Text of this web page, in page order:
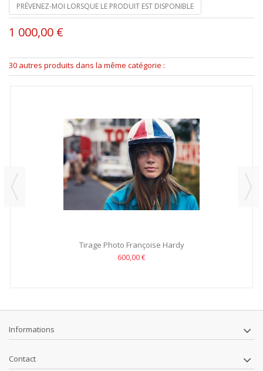
PRÉVENEZ-MOI LORSQUE LE PRODUIT EST DISPONIBLE
1 000,00 €
30 autres produits dans la même catégorie :
Tirage Photo Françoise Hardy
600,00 €
Informations
Contact